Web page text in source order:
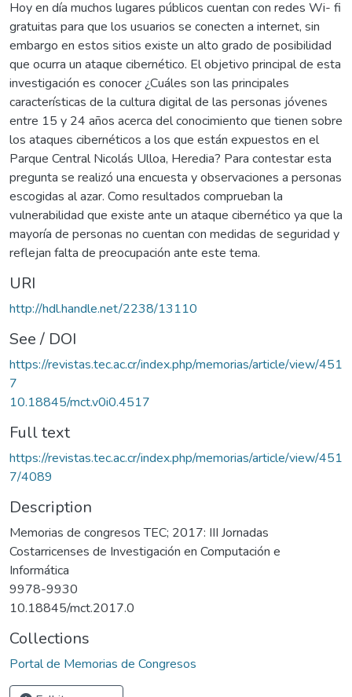
Hoy en día muchos lugares públicos cuentan con redes Wi- fi
gratuitas para que los usuarios se conecten a internet, sin
embargo en estos sitios existe un alto grado de posibilidad
que ocurra un ataque cibernético. El objetivo principal de esta
investigación es conocer ¿Cuáles son las principales
características de la cultura digital de las personas jóvenes
entre 15 y 24 años acerca del conocimiento que tienen sobre
los ataques cibernéticos a los que están expuestos en el
Parque Central Nicolás Ulloa, Heredia? Para contestar esta
pregunta se realizó una encuesta y observaciones a personas
escogidas al azar. Como resultados comprueban la
vulnerabilidad que existe ante un ataque cibernético ya que la
mayoría de personas no cuentan con medidas de seguridad y
reflejan falta de preocupación ante este tema.
URI
http://hdl.handle.net/2238/13110
See / DOI
https://revistas.tec.ac.cr/index.php/memorias/article/view/451
7
10.18845/mct.v0i0.4517
Full text
https://revistas.tec.ac.cr/index.php/memorias/article/view/451
7/4089
Description
Memorias de congresos TEC; 2017: III Jornadas
Costarricenses de Investigación en Computación e
Informática
9978-9930
10.18845/mct.2017.0
Collections
Portal de Memorias de Congresos